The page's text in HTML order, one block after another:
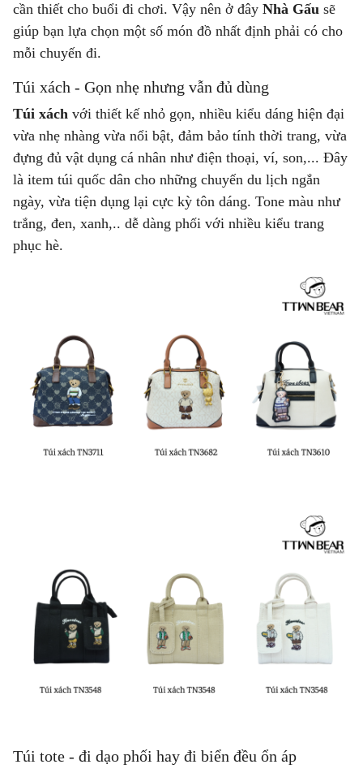
cần thiết cho buổi đi chơi. Vậy nên ở đây Nhà Gấu sẽ
giúp bạn lựa chọn một số món đồ nhất định phải có cho
mỗi chuyến đi.
Túi xách - Gọn nhẹ nhưng vẫn đủ dùng
Túi xách với thiết kế nhỏ gọn, nhiều kiểu dáng hiện đại
vừa nhẹ nhàng vừa nổi bật, đảm bảo tính thời trang, vừa
đựng đủ vật dụng cá nhân như điện thoại, ví, son,... Đây
là item túi quốc dân cho những chuyến du lịch ngắn
ngày, vừa tiện dụng lại cực kỳ tôn dáng. Tone màu như
trắng, đen, xanh,.. dễ dàng phối với nhiều kiểu trang
phục hè.
Túi tote - đi dạo phối hay đi biển đều ổn áp